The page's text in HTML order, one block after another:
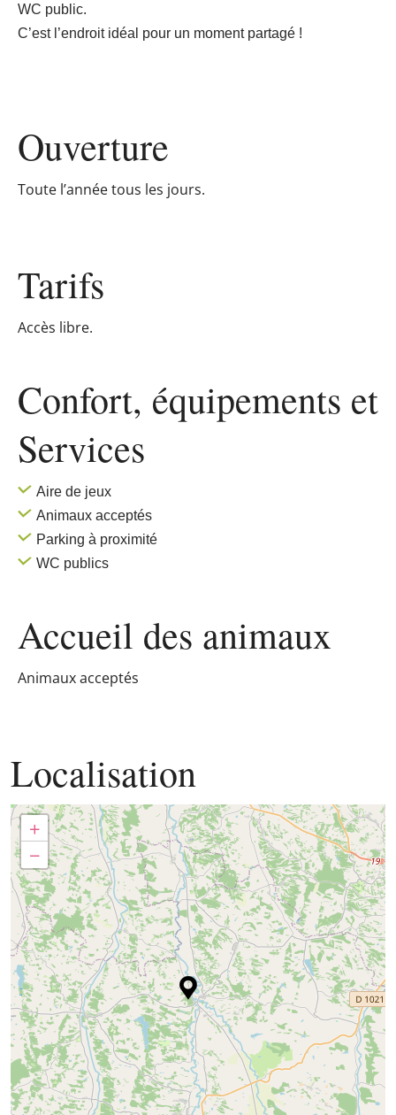
WC public.
C’est l’endroit idéal pour un moment partagé !
Ouverture
Toute l’année tous les jours.
Tarifs
Accès libre.
Confort, équipements et
Services
Aire de jeux
Animaux acceptés
Parking à proximité
WC publics
Accueil des animaux
Animaux acceptés
Localisation
+
−